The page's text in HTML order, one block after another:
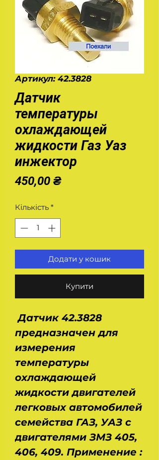
Артикул: 42.3828
Датчик
температуры
охлаждающей
жидкости Газ Уаз
инжектор
450,00 ₴Ціна
Кількість *
Додати у кошик
Купити
Датчик 42.3828
предназначен для
измерения
температуры
охлаждающей
жидкости двигателей
легковых автомобилей
семейства ГАЗ, УАЗ с
двигателями ЗМЗ 405,
406, 409. Применение :